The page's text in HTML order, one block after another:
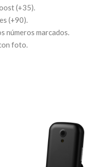
(+35).
(+90).
números marcados.
foto.